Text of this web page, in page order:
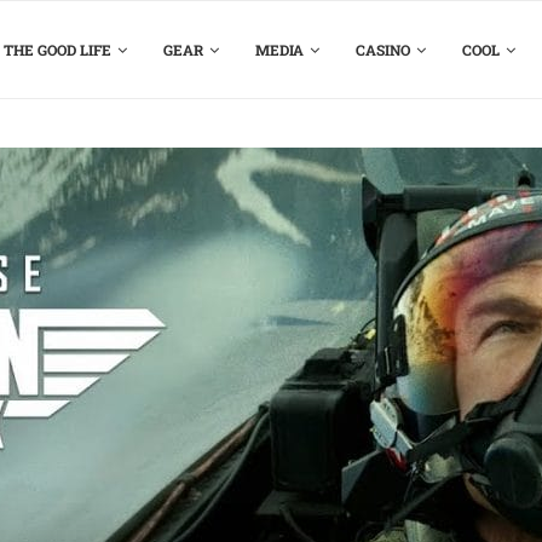
THE GOOD LIFE GEAR MEDIA CASINO COOL